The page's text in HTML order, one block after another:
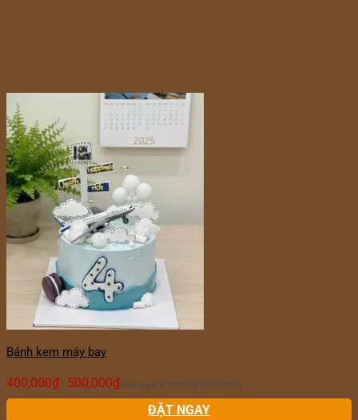
Bánh kem máy bay
400,000₫ – 500,000₫ Khoảng giá: từ 400,000₫ đến 500,000₫
ĐẶT NGAY